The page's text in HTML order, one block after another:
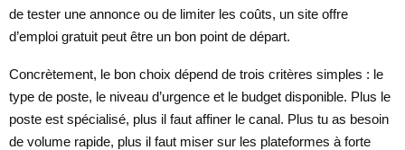
de tester une annonce ou de limiter les coûts, un site offre
d’emploi gratuit peut être un bon point de départ.
Concrètement, le bon choix dépend de trois critères simples : le
type de poste, le niveau d’urgence et le budget disponible. Plus le
poste est spécialisé, plus il faut affiner le canal. Plus tu as besoin
de volume rapide, plus il faut miser sur les plateformes à forte